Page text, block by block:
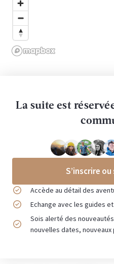
La suite est
S’inscrire
Accède au détail des
Echange avec les guides
Sois alerté des
nouvelles dates, nouveaux